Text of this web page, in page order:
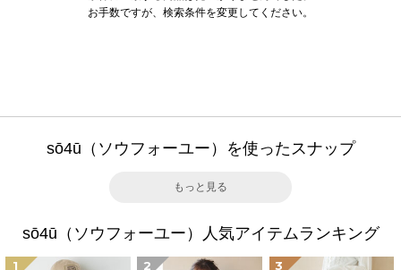
お手数ですが、検索条件を変更してください。
sō4ū（ソウフォーユー）を使ったスナップ
もっと見る
sō4ū（ソウフォーユー）人気アイテムランキング
1 2 3